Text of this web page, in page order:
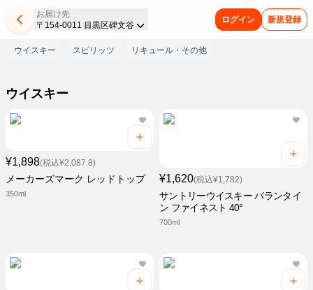
お届け先
〒154-0011 目黒区碑文谷
ログイン 新規登録
ウイスキー スピリッツ リキュール・その他
ウイスキー
¥1,898(税込¥2,087.8)
メーカーズマーク レッドトップ
350ml
¥1,620(税込¥1,782)
サントリーウイスキー バランタイ
ン ファイネスト 40°
700ml